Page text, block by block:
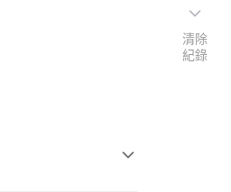
清除
紀錄